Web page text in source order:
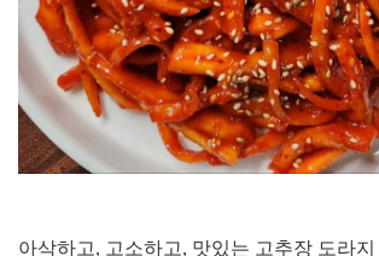
아삭하고, 고소하고, 맛있는 고추장 도라